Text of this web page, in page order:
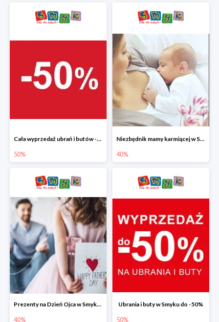
Cała wyprzedaż ubrań i butów -50%
50%
Niezbędnik mamy karmiącej w Smyku do -40%
40%
Prezenty na Dzień Ojca w Smyku do -40%
40%
Ubrania i buty w Smyku do -50%
50%